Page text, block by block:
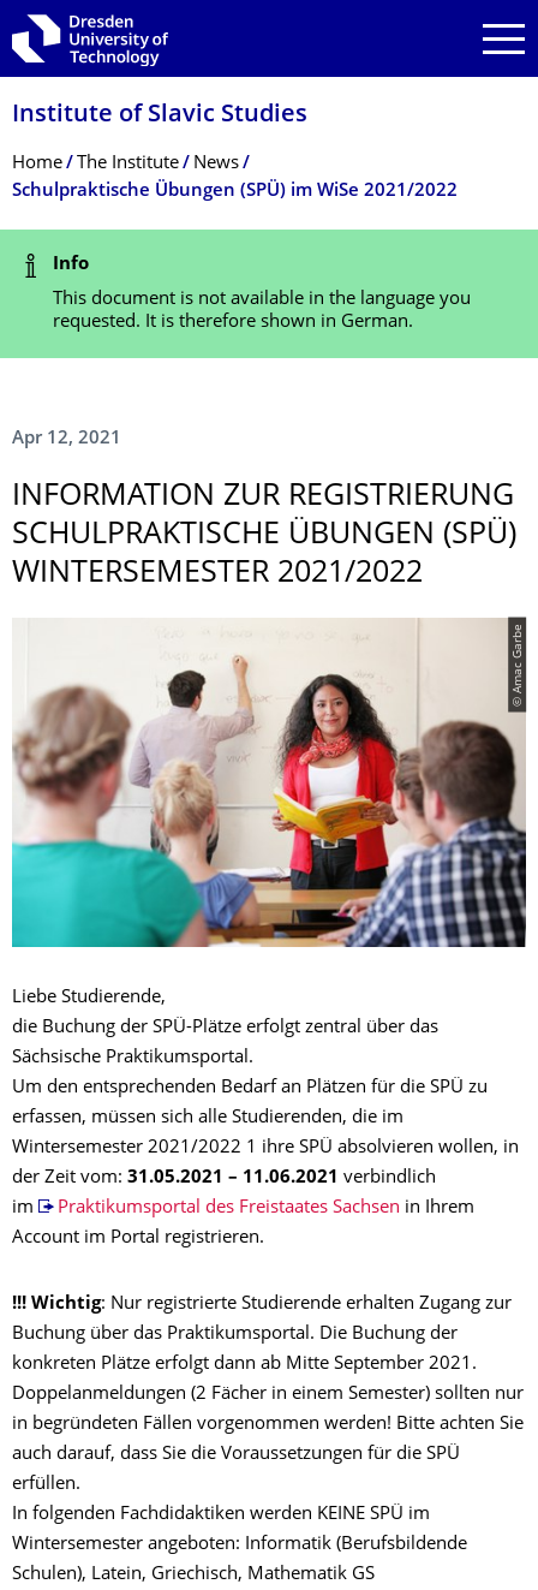
Skip to main navigation
Skip to search
Skip to content
Institute of Slavic Studies
Breadcrumb Menu
Home The Institute
News
Schulpraktische Übungen (SPÜ) im WiSe 2021/2022
Status Message
Info
This document is not available in the language you
requested. It is therefore shown in German.
Apr 12, 2021
INFORMATION ZUR REGISTRIERUNG
SCHULPRAKTISCHE ÜBUNGEN (SPÜ)
WINTERSEMESTER 2021/2022
© Amac Garbe
Liebe Studierende,
die Buchung der SPÜ-Plätze erfolgt zentral über das
Sächsische Praktikumsportal.
Um den entsprechenden Bedarf an Plätzen für die SPÜ zu
erfassen, müssen sich alle Studierenden, die im
Wintersemester 2021/2022 1 ihre SPÜ absolvieren wollen, in
der Zeit vom: 31.05.2021 – 11.06.2021 verbindlich
im
Praktikumsportal des Freistaates Sachsen in Ihrem
Account im Portal registrieren.
!!! Wichtig: Nur registrierte Studierende erhalten Zugang zur
Buchung über das Praktikumsportal. Die Buchung der
konkreten Plätze erfolgt dann ab Mitte September 2021.
Doppelanmeldungen (2 Fächer in einem Semester) sollten nur
in begründeten Fällen vorgenommen werden! Bitte achten Sie
auch darauf, dass Sie die Voraussetzungen für die SPÜ
erfüllen.
In folgenden Fachdidaktiken werden KEINE SPÜ im
Wintersemester angeboten: Informatik (Berufsbildende
Schulen), Latein, Griechisch, Mathematik GS